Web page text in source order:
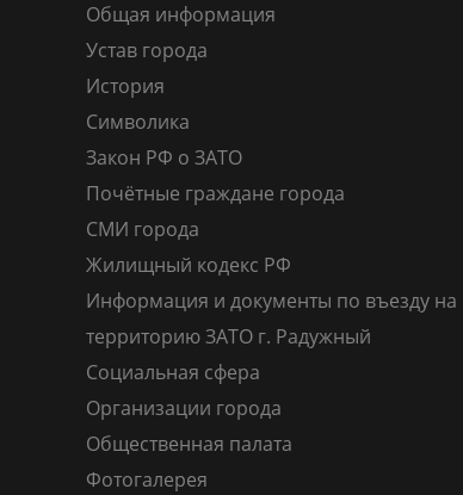
Общая информация
Устав города
История
Символика
Закон РФ о ЗАТО
Почётные граждане города
СМИ города
Жилищный кодекс РФ
Информация и документы по въезду на
территорию ЗАТО г. Радужный
Социальная сфера
Организации города
Общественная палата
Фотогалерея